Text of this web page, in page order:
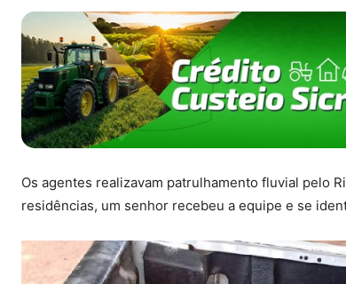
Os agentes realizavam patrulhamento fluvial pelo
residências, um senhor recebeu a equipe e se